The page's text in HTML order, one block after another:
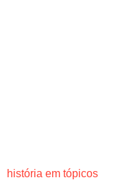
história em tópicos